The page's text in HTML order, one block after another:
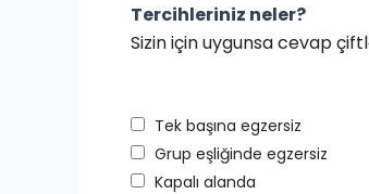
Tercihleriniz neler?
Sizin için uygunsa cevap
Tek başına egzersiz
Grup eşliğinde egzersiz
Kapalı alanda